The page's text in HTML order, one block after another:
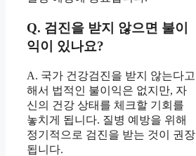
Q. 검진을 받지 않으면 불이
익이 있나요?
A. 국가 건강검진을 받지 않는다고
해서 법적인 불이익은 없지만, 자
신의 건강 상태를 체크할 기회를
놓치게 됩니다. 질병 예방을 위해
정기적으로 검진을 받는 것이 권장
됩니다.